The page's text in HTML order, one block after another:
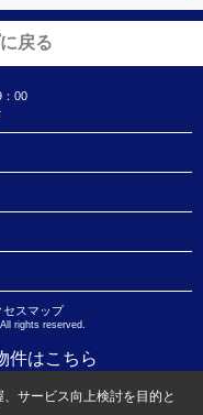
戻る
00
セスマップ
rights reserved.
件はこちら
サービス向上検討を目的と